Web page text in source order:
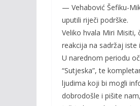
— Vehabović Šefiku-
uputili riječi podrške.
Veliko hvala Miri
reakcija na sadržaj
U narednom periodu
“Sutjeska”, te
ljudima koji bi mogli
dobrodošle i pišite